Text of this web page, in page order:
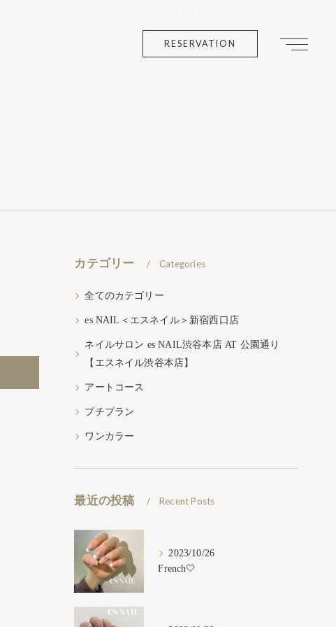
RESERVATION
カテゴリー Categories
全てのカテゴリー
es NAIL＜エスネイル＞新宿西口店
ネイルサロン es NAIL渋谷本店 AT 公園通り
【エスネイル渋谷本店】
アートコース
プチプラン
ワンカラー
最近の投稿 Recent Posts
2023/10/26
French🤍